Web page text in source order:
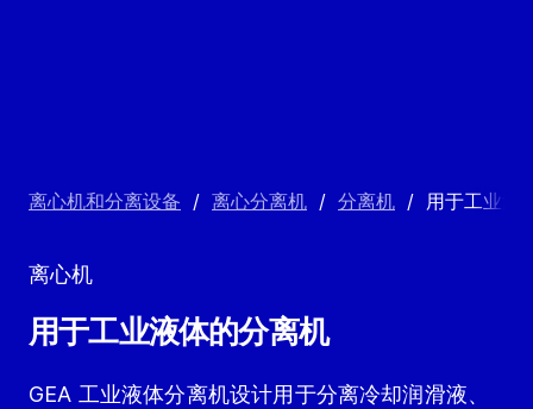
离心机和分离设备 / 离心分离机 / 分离机 / 用于工业液
离心机
用于工业液体的分离机
GEA 工业液体分离机设计用于分离冷却润滑液、